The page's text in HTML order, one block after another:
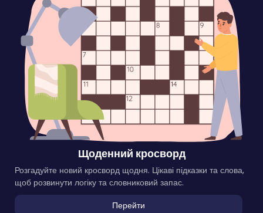
Щоденний кросворд
Розгадуйте новий кросворд щодня. Цікаві підказки та слова,
щоб розвинути логіку та словниковий запас.
Перейти